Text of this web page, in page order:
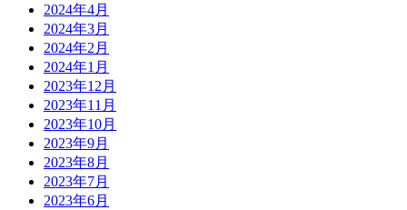
2024年4月
2024年3月
2024年2月
2024年1月
2023年12月
2023年11月
2023年10月
2023年9月
2023年8月
2023年7月
2023年6月